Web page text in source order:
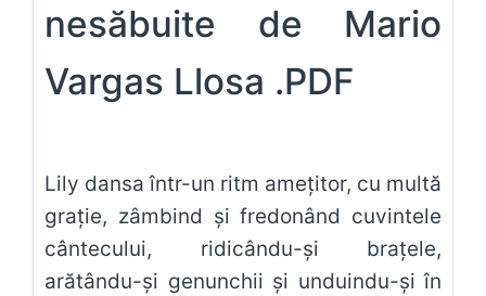
nesăbuite de Mario
Vargas Llosa .PDF
Lily dansa într-un ritm ameţitor, cu multă
graţie, zâmbind şi fredonând cuvintele
cântecului, ridicându-şi braţele,
arătându-şi genunchii şi unduindu-şi în